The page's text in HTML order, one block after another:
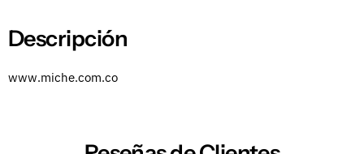
Descripción
www.miche.com.co